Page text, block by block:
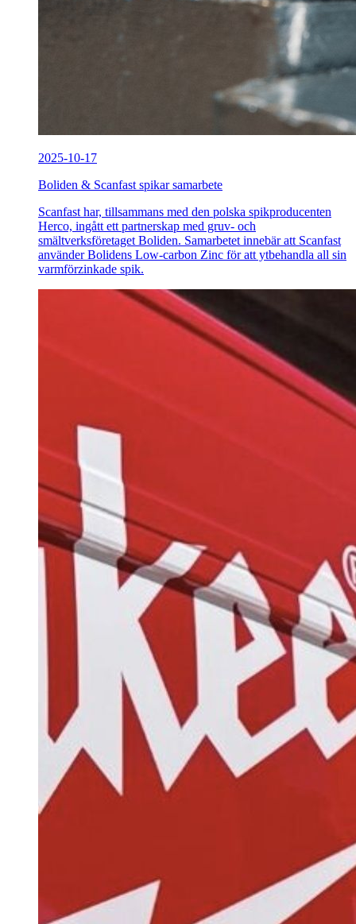
2025-10-17
Boliden & Scanfast spikar samarbete
Scanfast har, tillsammans med den polska spikproducenten
Herco, ingått ett partnerskap med gruv- och
smältverksföretaget Boliden. Samarbetet innebär att Scanfast
använder Bolidens Low-carbon Zinc för att ytbehandla all sin
varmförzinkade spik.